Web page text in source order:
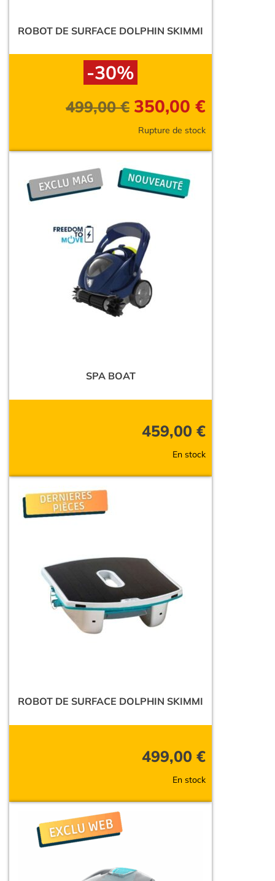
ROBOT DE SURFACE DOLPHIN SKIMMI
-30%
499,00€ 350,00 €
Rupture de stock
SPA BOAT
459,00 €
En stock
ROBOT DE SURFACE DOLPHIN SKIMMI
499,00 €
En stock